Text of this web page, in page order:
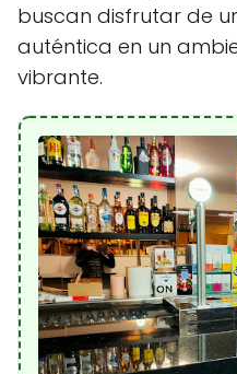
buscan disfrutar de
auténtica en un
vibrante.